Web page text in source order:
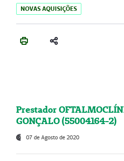
NOVAS AQUISIÇÕES
Prestador
GONÇALO (55004164-2)
07 de Agosto de 2020